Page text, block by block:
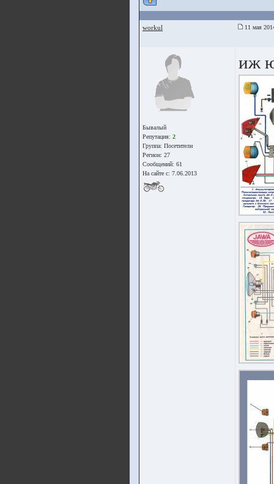
workul 11 мая
Бывалый
Репутация: 2
Группа: Посетители
Регион: 27
Сообщений: 61
На сайте с: 7.06.2013
иж